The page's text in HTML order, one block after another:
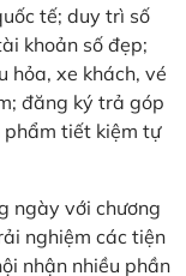
tế; duy trì số
khoản số đẹp;
hỏa, xe khách, vé
đăng ký trả góp
phẩm tiết kiệm tự
ngày với chương
nghiệm các tiện
nhận nhiều phần